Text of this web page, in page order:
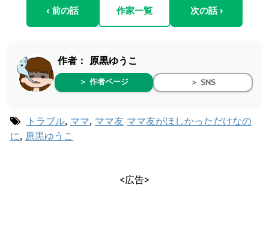
‹ 前の話 作家一覧 次の話 ›
作者： 原黒ゆうこ
＞ 作者ページ ＞ SNS
トラブル, ママ, ママ友 ママ友がほしかっただけなの
に, 原黒ゆうこ
<広告>